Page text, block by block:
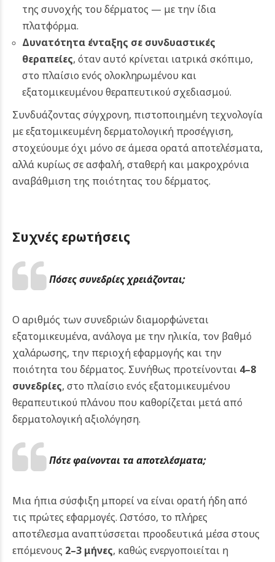
της συνοχής του δέρματος — με την ίδια
πλατφόρμα.
Δυνατότητα ένταξης σε συνδυαστικές
θεραπείες, όταν αυτό κρίνεται ιατρικά σκόπιμο,
στο πλαίσιο ενός ολοκληρωμένου και
εξατομικευμένου θεραπευτικού σχεδιασμού.
Συνδυάζοντας σύγχρονη, πιστοποιημένη τεχνολογία
με εξατομικευμένη δερματολογική προσέγγιση,
στοχεύουμε όχι μόνο σε άμεσα ορατά αποτελέσματα,
αλλά κυρίως σε ασφαλή, σταθερή και μακροχρόνια
αναβάθμιση της ποιότητας του δέρματος.
Συχνές ερωτήσεις
Πόσες συνεδρίες χρειάζονται;
Ο αριθμός των συνεδριών διαμορφώνεται
εξατομικευμένα, ανάλογα με την ηλικία, τον βαθμό
χαλάρωσης, την περιοχή εφαρμογής και την
ποιότητα του δέρματος. Συνήθως προτείνονται 4–8
συνεδρίες, στο πλαίσιο ενός εξατομικευμένου
θεραπευτικού πλάνου που καθορίζεται μετά από
δερματολογική αξιολόγηση.
Πότε φαίνονται τα αποτελέσματα;
Μια ήπια σύσφιξη μπορεί να είναι ορατή ήδη από
τις πρώτες εφαρμογές. Ωστόσο, το πλήρες
αποτέλεσμα αναπτύσσεται προοδευτικά μέσα στους
επόμενους 2–3 μήνες, καθώς ενεργοποιείται η